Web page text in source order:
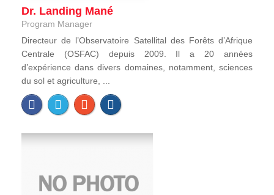
Dr. Landing Mané
Program Manager
Directeur de l’Observatoire Satellital des Forêts d’Afrique
Centrale (OSFAC) depuis 2009. Il a 20 années
d’expérience dans divers domaines, notamment, sciences
du sol et agriculture, ...